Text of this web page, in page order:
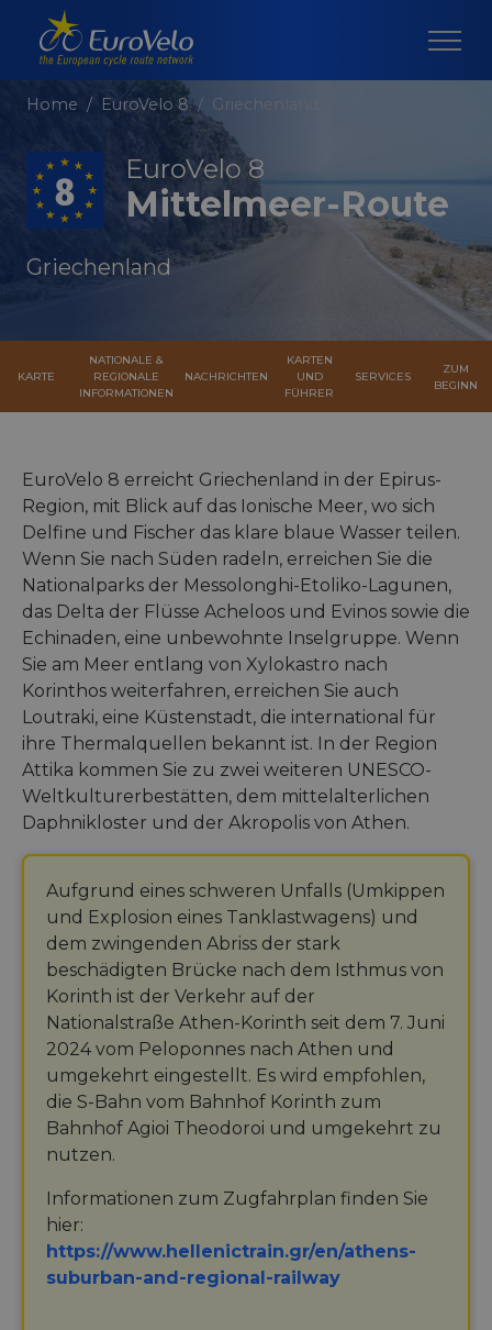
Home EuroVelo 8 Griechenland
EuroVelo 8
Mittelmeer-Route
Griechenland
KARTE
NATIONALE &
REGIONALE
INFORMATIONEN
NACHRICHTEN
KARTEN
UND
FÜHRER
SERVICES
ZUM
BEGINN
EuroVelo 8 erreicht Griechenland in der Epirus-
Region, mit Blick auf das Ionische Meer, wo sich
Delfine und Fischer das klare blaue Wasser teilen.
Wenn Sie nach Süden radeln, erreichen Sie die
Nationalparks der Messolonghi-Etoliko-Lagunen,
das Delta der Flüsse Acheloos und Evinos sowie die
Echinaden, eine unbewohnte Inselgruppe. Wenn
Sie am Meer entlang von Xylokastro nach
Korinthos weiterfahren, erreichen Sie auch
Loutraki, eine Küstenstadt, die international für
ihre Thermalquellen bekannt ist. In der Region
Attika kommen Sie zu zwei weiteren UNESCO-
Weltkulturerbestätten, dem mittelalterlichen
Daphnikloster und der Akropolis von Athen.
Aufgrund eines schweren Unfalls (Umkippen
und Explosion eines Tanklastwagens) und
dem zwingenden Abriss der stark
beschädigten Brücke nach dem Isthmus von
Korinth ist der Verkehr auf der
Nationalstraße Athen-Korinth seit dem 7. Juni
2024 vom Peloponnes nach Athen und
umgekehrt eingestellt. Es wird empfohlen,
die S-Bahn vom Bahnhof Korinth zum
Bahnhof Agioi Theodoroi und umgekehrt zu
nutzen.
Informationen zum Zugfahrplan finden Sie
hier:
https://www.hellenictrain.gr/en/athens-
suburban-and-regional-railway